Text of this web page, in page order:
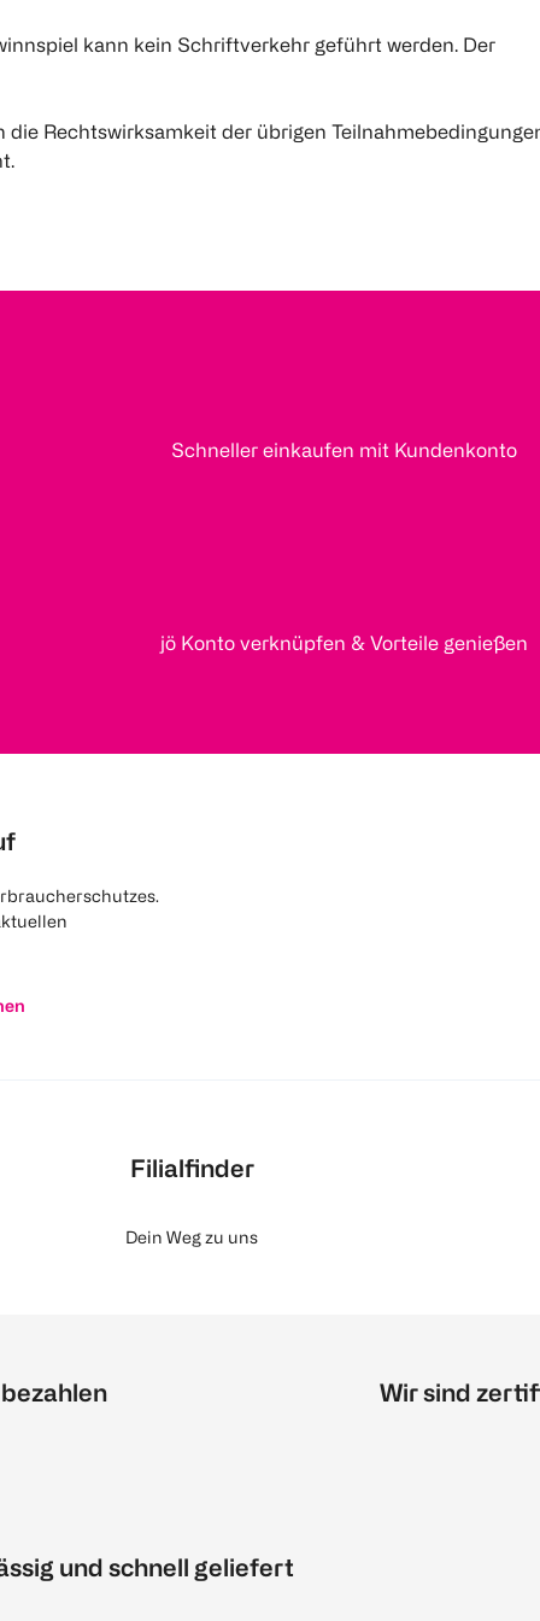
kann kein Schriftverkehr geführt werden. Der
Rechtswirksamkeit der übrigen
Schneller einkaufen mit Kundenkonto
jö Konto verknüpfen & Vorteile genießen
Filialfinder
Dein Weg zu uns
und schnell geliefert
Wir sind